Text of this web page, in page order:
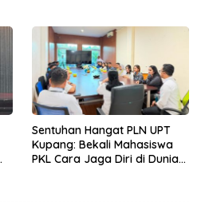
Sentuhan Hangat PLN UPT
Kupang: Bekali Mahasiswa
PKL Cara Jaga Diri di Dunia